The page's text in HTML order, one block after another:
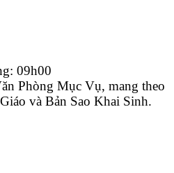
09h00
Phòng Mục Vụ, mang theo
và Bản Sao Khai Sinh.